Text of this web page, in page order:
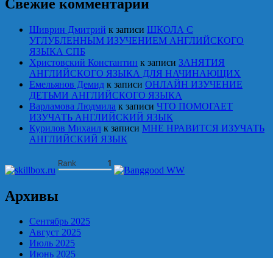
Свежие комментарии
Шиврин Дмитрий к записи ШКОЛА С
УГЛУБЛЕННЫМ ИЗУЧЕНИЕМ АНГЛИЙСКОГО
ЯЗЫКА СПБ
Христовский Константин к записи ЗАНЯТИЯ
АНГЛИЙСКОГО ЯЗЫКА ДЛЯ НАЧИНАЮЩИХ
Емельянов Демид к записи ОНЛАЙН ИЗУЧЕНИЕ
ДЕТЬМИ АНГЛИЙСКОГО ЯЗЫКА
Варламова Людмила к записи ЧТО ПОМОГАЕТ
ИЗУЧАТЬ АНГЛИЙСКИЙ ЯЗЫК
Курилов Михаил к записи МНЕ НРАВИТСЯ ИЗУЧАТЬ
АНГЛИЙСКИЙ ЯЗЫК
Архивы
Сентябрь 2025
Август 2025
Июль 2025
Июнь 2025